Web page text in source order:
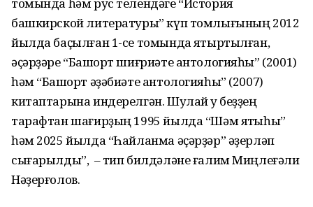
башкирской литературы” күп томлығының 2012
йылда баҫылған 1-се томында яҡтыртылған,
әҫәрҙәре “Башҡорт шиғриәте антологияһы” (2001)
һәм “Башҡорт әҙәбиәте антологияһы” (2007)
китаптарына индерелгән. Шулай уҡ беҙҙең
тарафтан шағирҙың 1995 йылда “Шәм яҡтыһы”
һәм 2025 йылда “Һайланма әҫәрҙәр” әҙерләп
сығарылды”, – тип билдәләне ғалим Миңлеғәли
Нәҙерғолов.